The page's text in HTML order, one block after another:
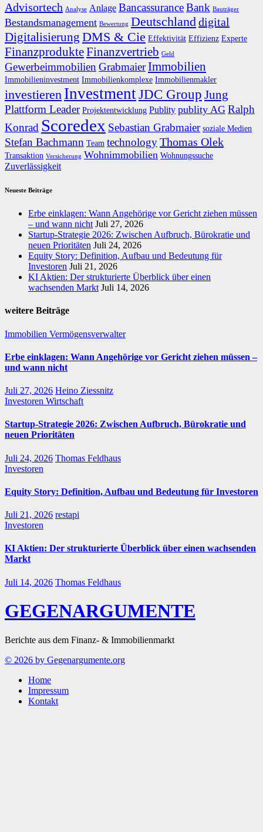
Advisortech Analyse Anlage BancassuranceBank Bauträger
Bestandsmanagement Bewertung Deutschlanddigital
Digitalisierung DMS & Cie Effektivität Effizienz Experte
FinanzprodukteFinanzvertrieb Geld
Gewerbeimmobilien GrabmaierImmobilien
Immobilieninvestment Immobilienkomplexe Immobilienmakler
investieren InvestmentJDC Group Jung
Plattform Leader Projektentwicklung Publity publity AG Ralph
Konrad Scoredex Sebastian Grabmaier soziale Medien
Stefan Bachmann Team technologyThomas Olek
Transaktion Versicherung Wohnimmobilien Wohnungssuche
Zuverlässigkeit
Neueste Beiträge
Erbe einklagen: Wann Angehörige vor Gericht ziehen müssen
– und wann nicht Juli 27, 2026
Startup-Strategie 2026: Zwischen Aufbruch, Bürokratie und
neuen Prioritäten Juli 24, 2026
Equity Story: Definition, Aufbau und Bedeutung für
Investoren Juli 21, 2026
KI Aktien: Der strukturierte Überblick über einen
wachsenden Markt Juli 14, 2026
weitere Beiträge
Immobilien Vermögensverwalter
Erbe einklagen: Wann Angehörige vor Gericht ziehen müssen –
und wann nicht
Juli 27, 2026 Heino Ziessnitz
Investoren Wirtschaft
Startup-Strategie 2026: Zwischen Aufbruch, Bürokratie und
neuen Prioritäten
Juli 24, 2026 Thomas Feldhaus
Investoren
Equity Story: Definition, Aufbau und Bedeutung für Investoren
Juli 21, 2026 restapi
Investoren
KI Aktien: Der strukturierte Überblick über einen wachsenden
Markt
Juli 14, 2026 Thomas Feldhaus
GEGENARGUMENTE
Berichte aus dem Finanz- & Immobilienmarkt
© 2026 by Gegenargumente.org
Home
Impressum
Kontakt